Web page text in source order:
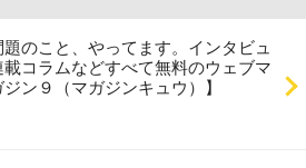
のこと、やってます。インタビュ
コラムなどすべて無料のウェブマ
ン９（マガジンキュウ）】